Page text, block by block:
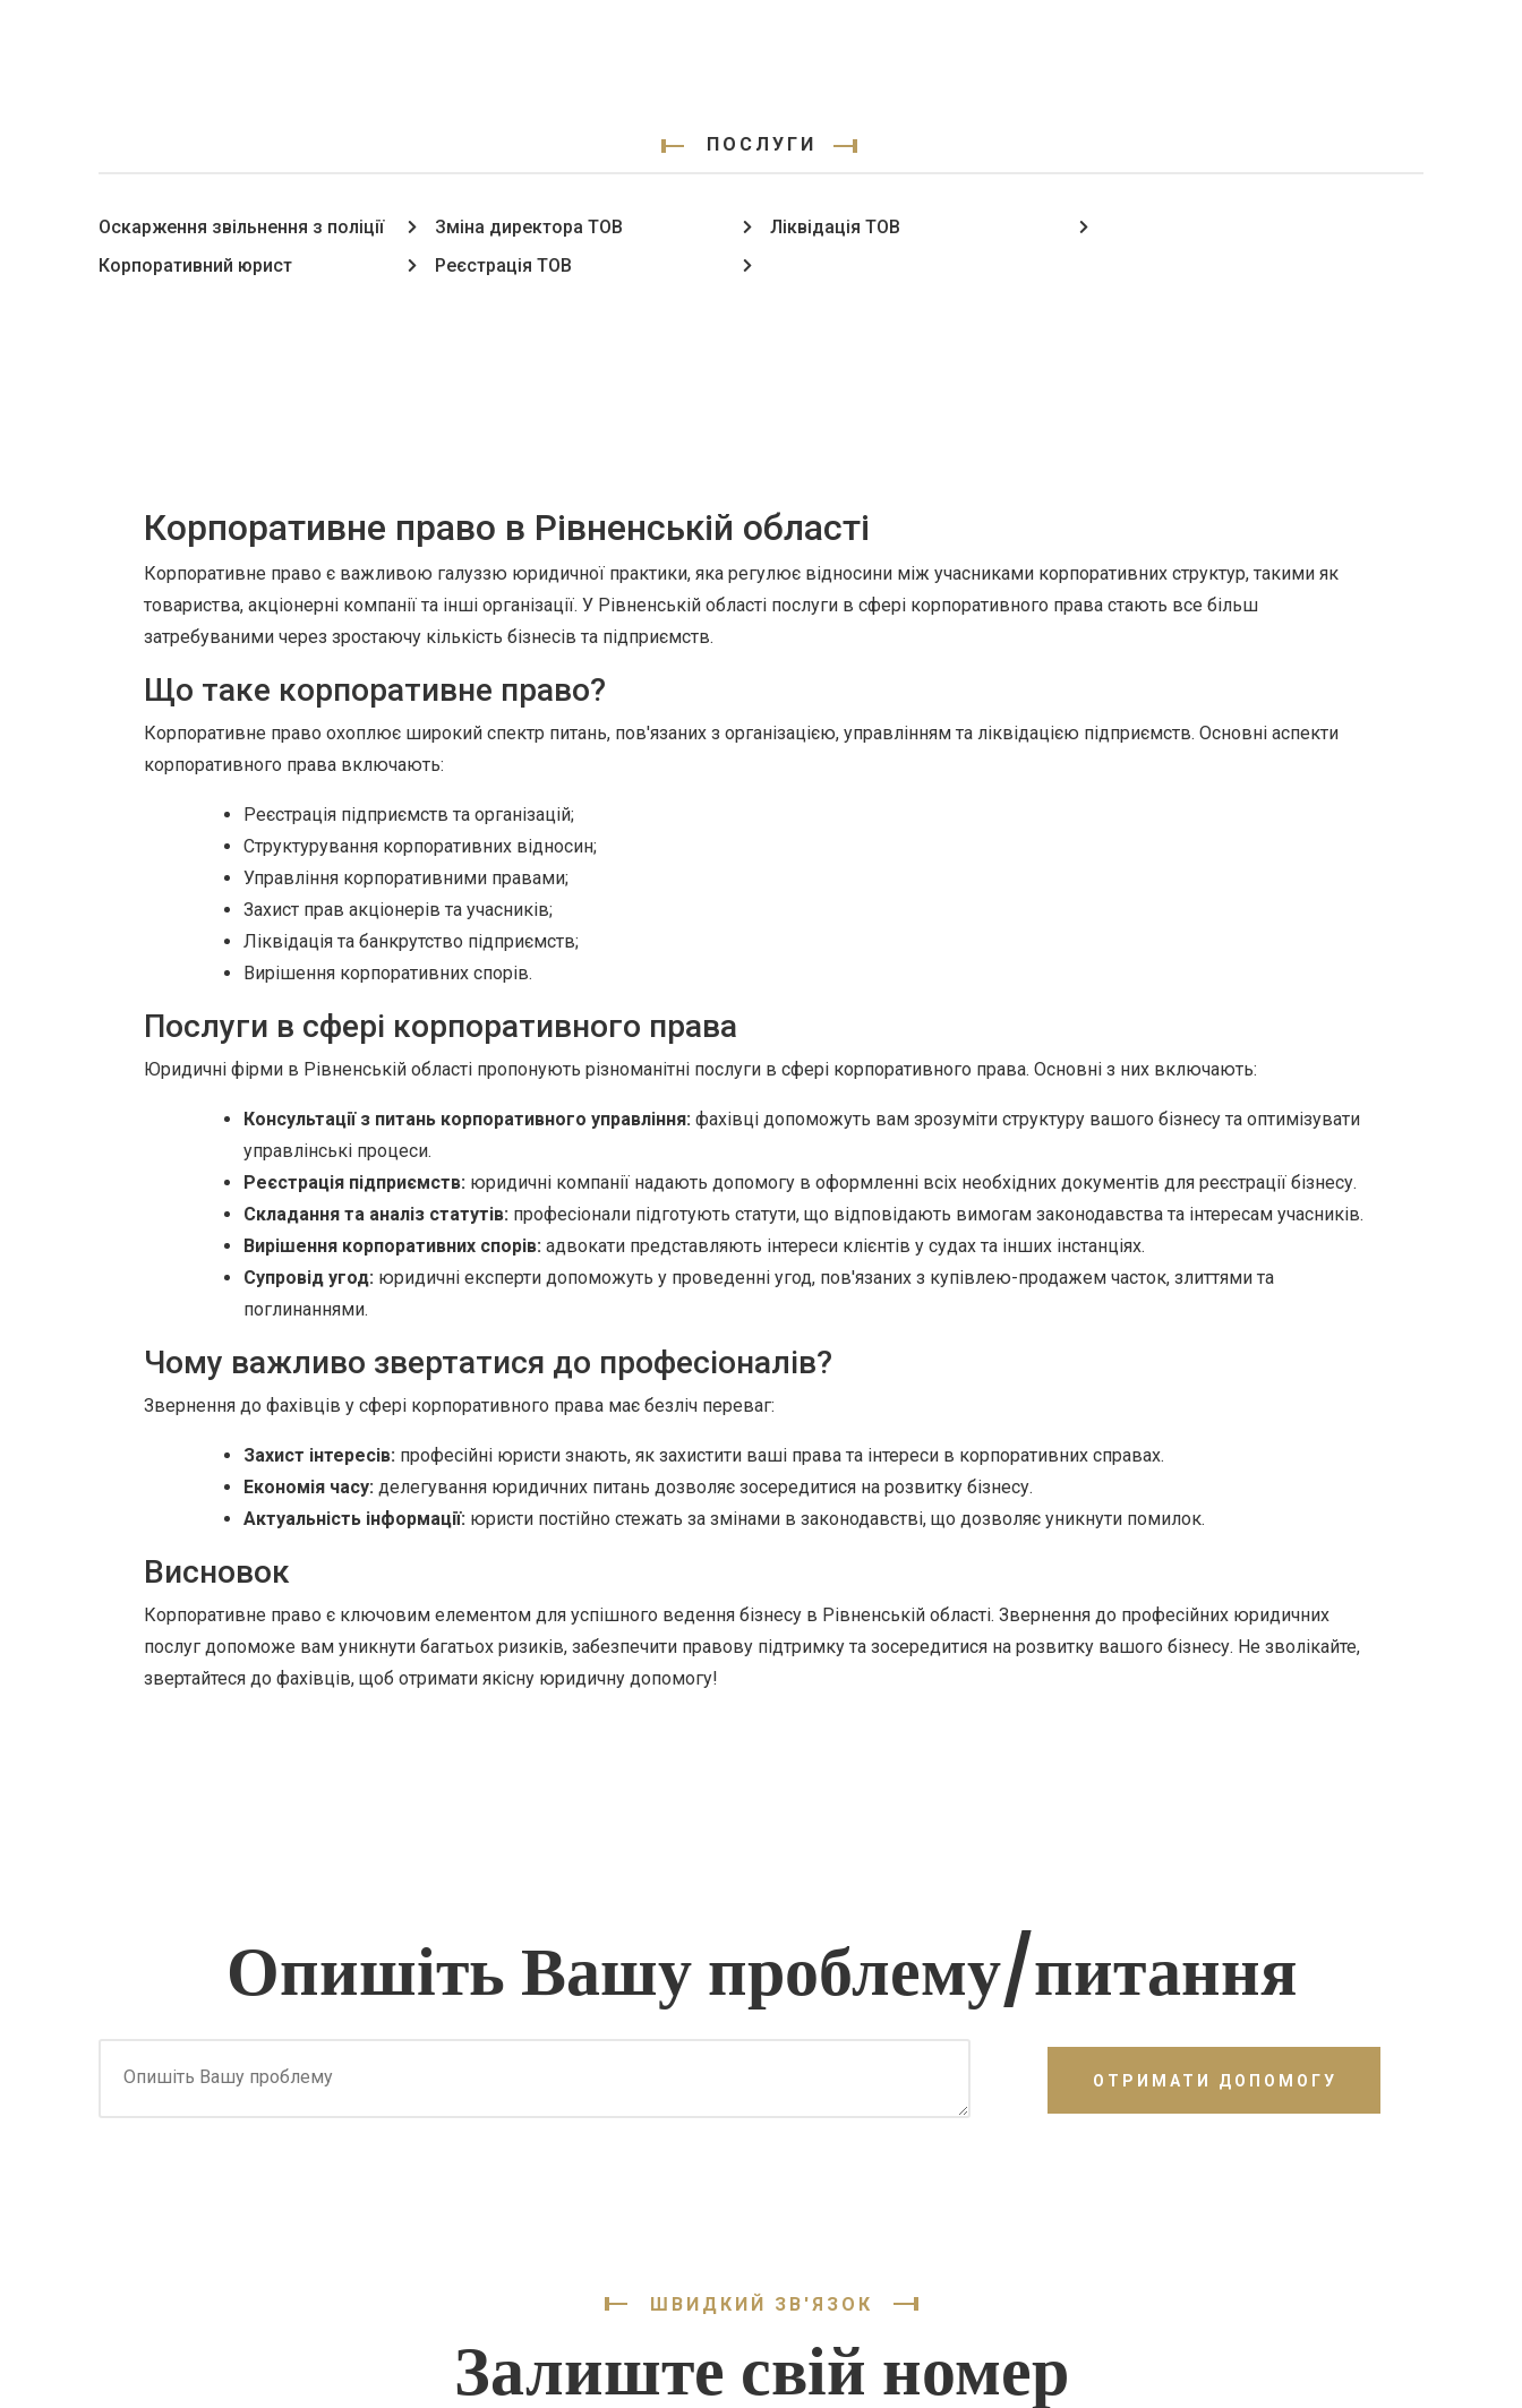
ПОСЛУГИ
Оскарження звільнення з поліції
Корпоративний юрист
Зміна директора ТОВ
Реєстрація ТОВ
Ліквідація ТОВ
Корпоративне право в Рівненській області
Корпоративне право є важливою галуззю юридичної практики, яка регулює відносини між учасниками корпоративних структур, такими як
товариства, акціонерні компанії та інші організації. У Рівненській області послуги в сфері корпоративного права стають все більш
затребуваними через зростаючу кількість бізнесів та підприємств.
Що таке корпоративне право?
Корпоративне право охоплює широкий спектр питань, пов'язаних з організацією, управлінням та ліквідацією підприємств. Основні аспекти
корпоративного права включають:
Реєстрація підприємств та організацій;
Структурування корпоративних відносин;
Управління корпоративними правами;
Захист прав акціонерів та учасників;
Ліквідація та банкрутство підприємств;
Вирішення корпоративних спорів.
Послуги в сфері корпоративного права
Юридичні фірми в Рівненській області пропонують різноманітні послуги в сфері корпоративного права. Основні з них включають:
Консультації з питань корпоративного управління: фахівці допоможуть вам зрозуміти структуру вашого бізнесу та оптимізувати
управлінські процеси.
Реєстрація підприємств: юридичні компанії надають допомогу в оформленні всіх необхідних документів для реєстрації бізнесу.
Складання та аналіз статутів: професіонали підготують статути, що відповідають вимогам законодавства та інтересам учасників.
Вирішення корпоративних спорів: адвокати представляють інтереси клієнтів у судах та інших інстанціях.
Супровід угод: юридичні експерти допоможуть у проведенні угод, пов'язаних з купівлею-продажем часток, злиттями та
поглинаннями.
Чому важливо звертатися до професіоналів?
Звернення до фахівців у сфері корпоративного права має безліч переваг:
Захист інтересів: професійні юристи знають, як захистити ваші права та інтереси в корпоративних справах.
Економія часу: делегування юридичних питань дозволяє зосередитися на розвитку бізнесу.
Актуальність інформації: юристи постійно стежать за змінами в законодавстві, що дозволяє уникнути помилок.
Висновок
Корпоративне право є ключовим елементом для успішного ведення бізнесу в Рівненській області. Звернення до професійних юридичних
послуг допоможе вам уникнути багатьох ризиків, забезпечити правову підтримку та зосередитися на розвитку вашого бізнесу. Не зволікайте,
звертайтеся до фахівців, щоб отримати якісну юридичну допомогу!
Опишіть Вашу проблему/питання
ОТРИМАТИ ДОПОМОГУ
ШВИДКИЙ ЗВ'ЯЗОК
Залиште свій номер